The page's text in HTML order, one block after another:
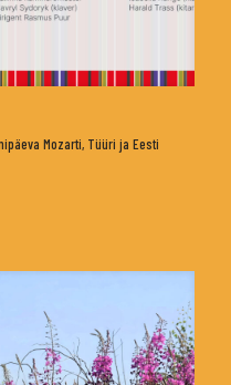
Mozarti, Tüüri ja Eesti